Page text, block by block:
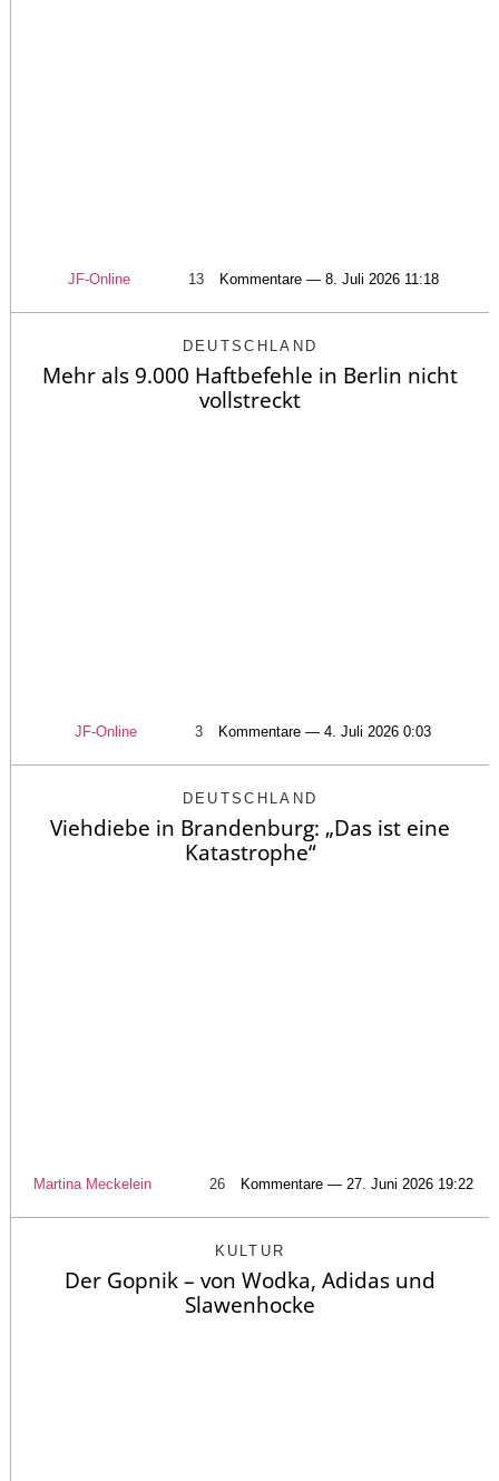
JF-Online 13 Kommentare — 8. Juli 2026 11:18
DEUTSCHLAND
Mehr als 9.000 Haftbefehle in Berlin nicht
vollstreckt
JF-Online 3 Kommentare — 4. Juli 2026 0:03
DEUTSCHLAND
Viehdiebe in Brandenburg: „Das ist eine
Katastrophe“
Martina Meckelein 26 Kommentare — 27. Juni 2026 19:22
KULTUR
Der Gopnik – von Wodka, Adidas und
Slawenhocke